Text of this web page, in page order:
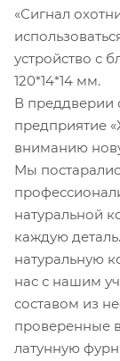
«Сигнал
устройство с
120*14*14 мм.
В преддверии
предприятие
вниманию
Мы
натуральной
каждую
натуральную
нас с нашим
составом из
проверенные
латунную